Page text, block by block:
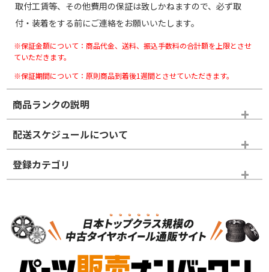
取付工賃等、その他費用の保証は致しかねますので、必ず取
付・装着をする前にご連絡をお願いいたします。
※保証金額について：商品代金、送料、振込手数料の合計額を上限とさせ
ていただきます。
※保証期間について：原則商品到着後1週間とさせていただきます。
商品ランクの説明
※商品ランクは出品者の主観により判断しておりますので、あら
かじめご了承ください。
ホイールランク
S
品）
S
新車外し品（新古
付き
配送スケジュールについて
登録カテゴリ
タイヤホイールセット